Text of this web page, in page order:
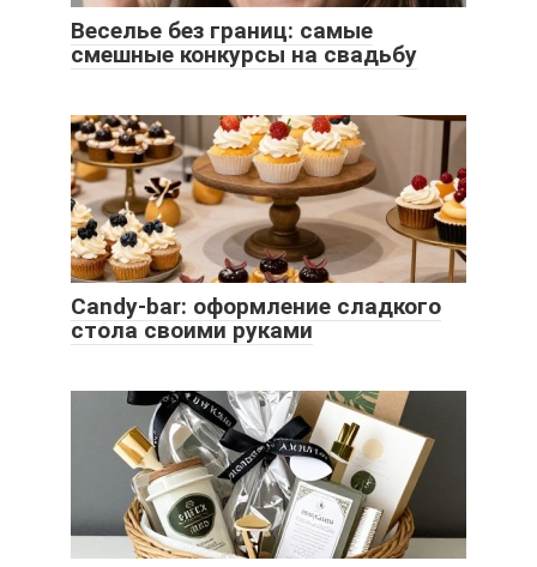
Веселье без границ: самые
смешные конкурсы на свадьбу
Candy-bar: оформление сладкого
стола своими руками